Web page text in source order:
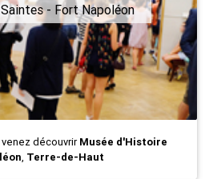
- Fort Napoléon
venez découvrirMusée d'Histoire
, Terre-de-Haut